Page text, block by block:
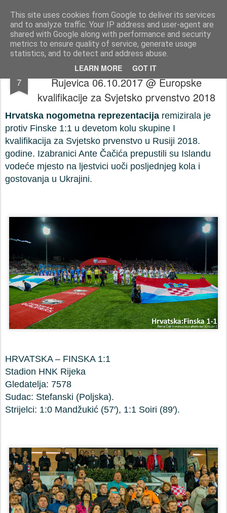
This site uses cookies from Google to deliver its services
and to analyze traffic. Your IP address and user-agent are
shared with Google along with performance and security
metrics to ensure quality of service, generate usage
statistics, and to detect and address abuse.
LEARN MORE GOT IT
Press-Photo.eu © News, Media, Concerts, Music, all Events
Početna stranica
Kontakt Početna stranica Kontakt
7
Utakmica Hrvatska Finska @ Rijeka,
Rujevica 06.10.2017 @ Europske
kvalifikacije za Svjetsko prvenstvo 2018
Hrvatska nogometna reprezentacija remizirala je
protiv Finske 1:1 u devetom kolu skupine I
kvalifikacija za Svjetsko prvenstvo u Rusiji 2018.
godine. Izabranici Ante Čačića prepustili su Islandu
vodeće mjesto na ljestvici uoči posljednjeg kola i
gostovanja u Ukrajini.
HRVATSKA – FINSKA 1:1
Stadion HNK Rijeka
Gledatelja: 7578
Sudac: Stefanski (Poljska).
Strijelci: 1:0 Mandžukić (57′), 1:1 Soiri (89′).